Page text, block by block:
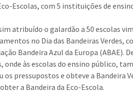
Escolas, com 5 instituições de
atribuído o galardão a 50 escolas
no Dia das Bandeiras Verdes,
Bandeira Azul da Europa (ABAE).
onde às escolas do ensino público,
os pressupostos e obteve a Bandeira
a Bandeira da Eco-Escola.